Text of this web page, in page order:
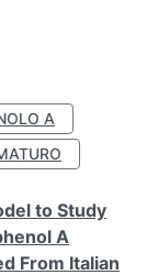
A
to Study
A
From Italian